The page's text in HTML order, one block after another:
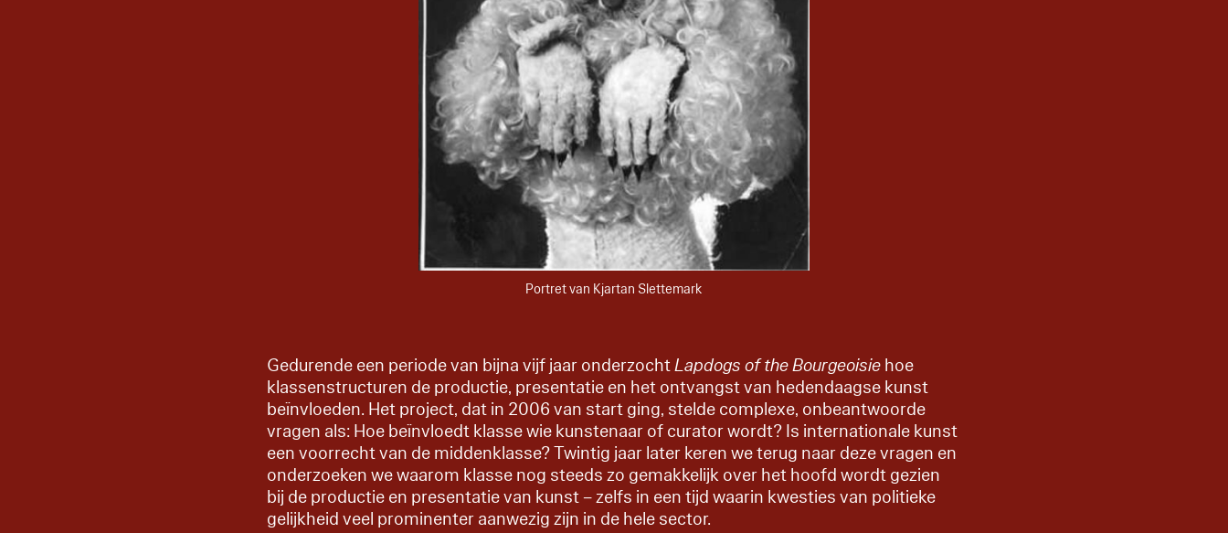
Portret van Kjartan Slettemark
Gedurende een periode van bijna vijf jaar onderzochtLapdogs of the Bourgeoisiehoe
klassenstructuren de productie, presentatie en het ontvangst van hedendaagse kunst
beïnvloeden. Het project, dat in 2006 van start ging, stelde complexe, onbeantwoorde
vragen als: Hoe beïnvloedt klasse wie kunstenaar of curator wordt? Is internationale kunst
een voorrecht van de middenklasse? Twintig jaar later keren we terug naar deze vragen en
onderzoeken we waarom klasse nog steeds zo gemakkelijk over het hoofd wordt gezien
bij de productie en presentatie van kunst – zelfs in een tijd waarin kwesties van politieke
gelijkheid veel prominenter aanwezig zijn in de hele sector.